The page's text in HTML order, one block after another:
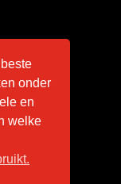
shop.be
0879.850.673
onder
en
welke